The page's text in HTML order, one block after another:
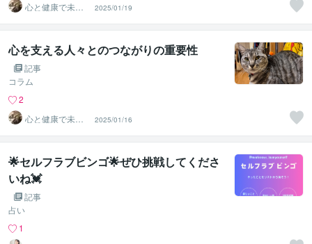
心と健康で未来
を輝かせるキャ
リアデザイン
2025/01/19
心を支える人々とのつながりの重要性
記事
コラム
2
心と健康で未来
を輝かせるキャ
リアデザイン
2025/01/16
🌟セルフラブビンゴ🌟ぜひ挑戦してくださ
いね💓
記事
占い
1